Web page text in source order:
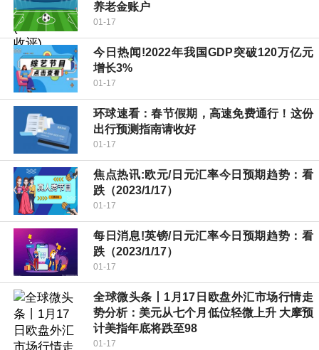
养老金账户
01-17
今日热闻!2022年我国GDP突破120万亿元
增长3%
01-17
环球速看：春节假期，高速免费通行！这份
出行预测指南请收好
01-17
焦点热讯:欧元/日元汇率今日预期趋势：看
跌（2023/1/17）
01-17
每日消息!英镑/日元汇率今日预期趋势：看
跌（2023/1/17）
01-17
全球微头条丨1月17日欧盘外汇市场行情走
势分析：美元从七个月低位轻微上升 大摩预
计美指年底将跌至98
01-17